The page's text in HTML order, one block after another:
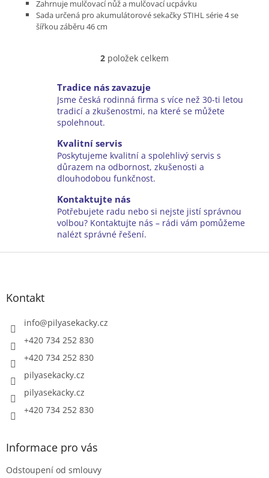
Zahrnuje mulčovací nůž a mulčovací ucpávku
Sada určená pro akumulátorové sekačky STIHL série 4 se
šířkou záběru 46 cm
O
l
á
d
p
r
v
v
ý
p
s
2 položek celkem
Tradice nás zavazuje
Jsme česká rodinná firma s více než 30-ti letou
tradicí a zkušenostmi, na které se můžete
spolehnout.
Kvalitní servis
Poskytujeme kvalitní a spolehlivý servis s
důrazem na odbornost, zkušenosti a
dlouhodobou funkčnost.
Kontaktujte nás
Potřebujete radu nebo si nejste jistí správnou
volbou? Kontaktujte nás – rádi vám pomůžeme
nalézt správné řešení.
Z
Kontakt
info@pilyasekacky.cz
+420 734 252 830
+420 734 252 830
pilyasekacky.cz
pilyasekacky.cz
+420 734 252 830
Informace pro vás
Odstoupení od smlouvy